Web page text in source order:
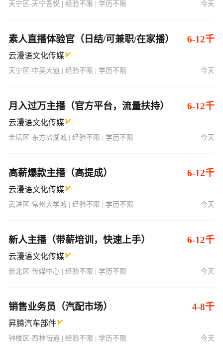
素人直播体验官（日结/可兼职/在家播） 6-12千
天宁区-中吴大道 | 经验不限 | 学历不限 今天
月入过万主播（官方平台，流量扶持） 6-12千
金坛区-东方盐湖城 | 经验不限 | 学历不限 今天
高薪爆款主播（高提成） 6-12千
武进区-常州大学城 | 经验不限 | 学历不限 今天
新人主播（带薪培训，快速上手） 6-12千
新北区-传媒中心 | 经验不限 | 学历不限 今天
销售业务员（汽配市场） 4-8千
钟楼区-西林街道 | 经验不限 | 学历不限 今天
新媒体投放经理 5-10千